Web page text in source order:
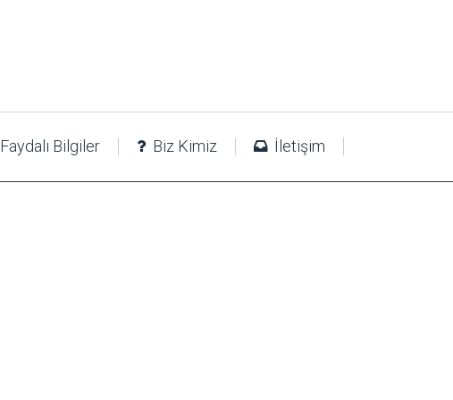
Faydalı Bilgiler Biz Kimiz İletişim